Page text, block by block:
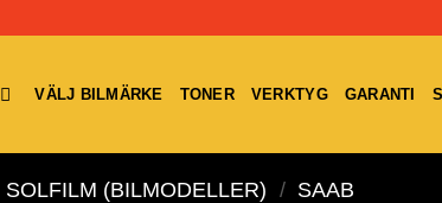
VÄLJ BILMÄRKE TONER VERKTYG GARANTI
(BILMODELLER) / SAAB